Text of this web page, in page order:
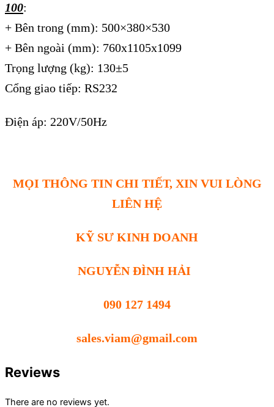
100:
+ Bên trong (mm): 500×380×530
+ Bên ngoài (mm): 760x1105x1099
Trọng lượng (kg): 130±5
Cổng giao tiếp: RS232
Điện áp: 220V/50Hz
MỌI THÔNG TIN CHI TIẾT, XIN VUI LÒNG
LIÊN HỆ
KỸ SƯ KINH DOANH
NGUYỄN ĐÌNH HẢI
090 127 1494
sales.viam@gmail.com
Reviews
There are no reviews yet.